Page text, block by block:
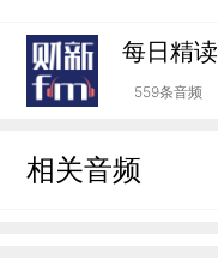
每日精读
559条音频
相关音频